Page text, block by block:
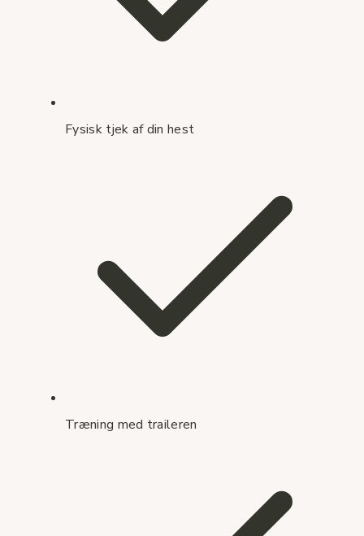
Fysisk tjek af din hest
Træning med traileren